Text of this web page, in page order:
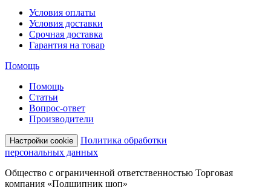
Условия оплаты
Условия доставки
Срочная доставка
Гарантия на товар
Помощь
Помощь
Статьи
Вопрос-ответ
Производители
Настройки cookie
Политика обработки
персональных данных
Общество с ограниченной ответственностью Торговая
компания «Подшипник шоп»